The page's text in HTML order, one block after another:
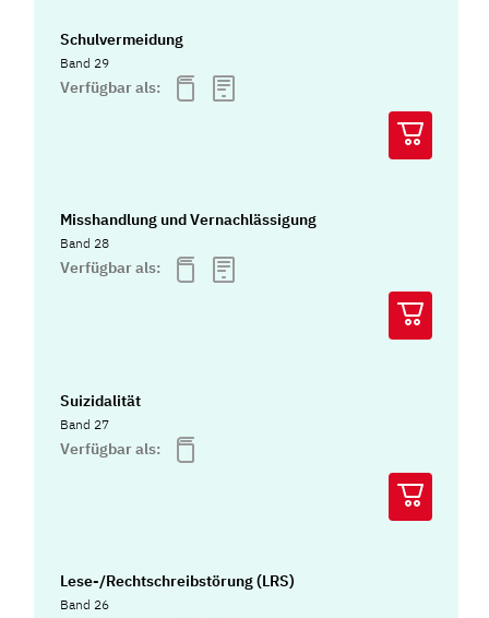
Schulvermeidung
Band 29
Verfügbar als:
Misshandlung und Vernachlässigung
Band 28
Verfügbar als:
Suizidalität
Band 27
Verfügbar als:
Lese-/Rechtschreibstörung (LRS)
Band 26